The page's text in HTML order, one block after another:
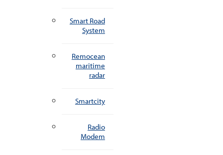
Smart Road
System
Remocean
maritime
radar
Smartcity
Radio
Modem